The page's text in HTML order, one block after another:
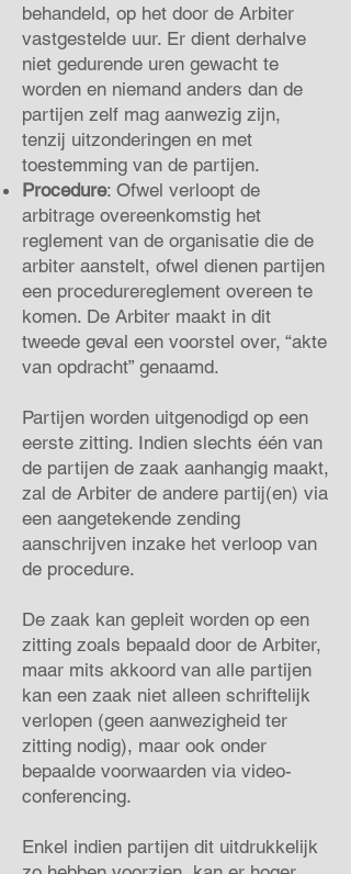
behandeld, op het door de Arbiter
vastgestelde uur. Er dient derhalve
niet gedurende uren gewacht te
worden en niemand anders dan de
partijen zelf mag aanwezig zijn,
tenzij uitzonderingen en met
toestemming van de partijen.
Procedure: Ofwel verloopt de
arbitrage overeenkomstig het
reglement van de organisatie die de
arbiter aanstelt, ofwel dienen partijen
een procedurereglement overeen te
komen. De Arbiter maakt in dit
tweede geval een voorstel over, “akte
van opdracht” genaamd.
Partijen worden uitgenodigd op een
eerste zitting. Indien slechts één van
de partijen de zaak aanhangig maakt,
zal de Arbiter de andere partij(en) via
een aangetekende zending
aanschrijven inzake het verloop van
de procedure.
De zaak kan gepleit worden op een
zitting zoals bepaald door de Arbiter,
maar mits akkoord van alle partijen
kan een zaak niet alleen schriftelijk
verlopen (geen aanwezigheid ter
zitting nodig), maar ook onder
bepaalde voorwaarden via video-
conferencing.
Enkel indien partijen dit uitdrukkelijk